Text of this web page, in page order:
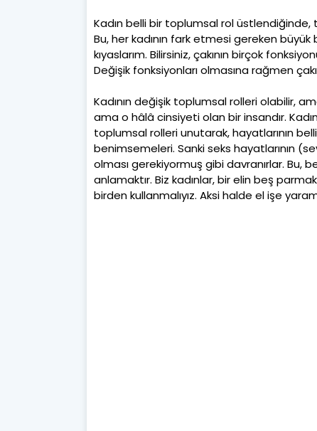
Kadın belli bir toplumsal rol
Bu, her kadının fark etmesi gereken büyük
kıyaslarım. Bilirsiniz, çakının birçok
Değişik fonksiyonları olmasına rağmen
Kadının değişik toplumsal rolleri olabilir,
ama o hâlâ cinsiyeti olan bir insandır.
toplumsal rolleri unutarak, hayatlarının
benimsemeleri. Sanki seks hayatlarının
olması gerekiyormuş gibi davranırlar. Bu,
anlamaktır. Biz kadınlar, bir elin beş
birden kullanmalıyız. Aksi halde el işe